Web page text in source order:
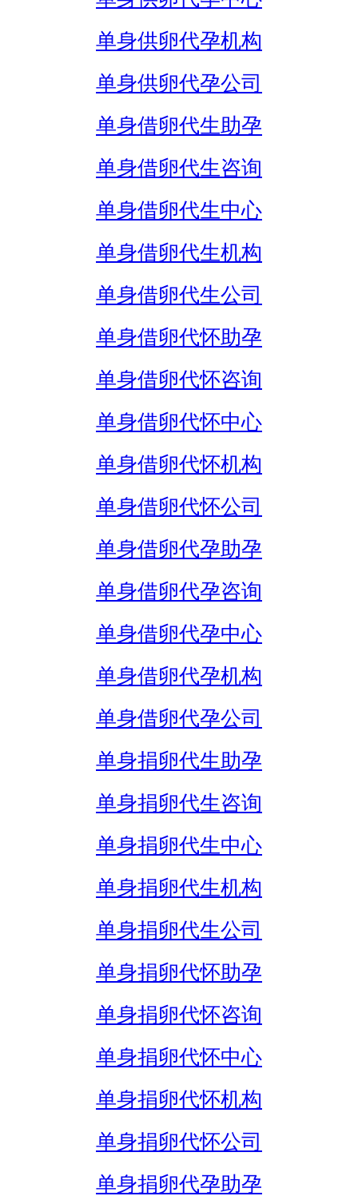
单身供卵代孕机构
单身供卵代孕公司
单身借卵代生助孕
单身借卵代生咨询
单身借卵代生中心
单身借卵代生机构
单身借卵代生公司
单身借卵代怀助孕
单身借卵代怀咨询
单身借卵代怀中心
单身借卵代怀机构
单身借卵代怀公司
单身借卵代孕助孕
单身借卵代孕咨询
单身借卵代孕中心
单身借卵代孕机构
单身借卵代孕公司
单身捐卵代生助孕
单身捐卵代生咨询
单身捐卵代生中心
单身捐卵代生机构
单身捐卵代生公司
单身捐卵代怀助孕
单身捐卵代怀咨询
单身捐卵代怀中心
单身捐卵代怀机构
单身捐卵代怀公司
单身捐卵代孕助孕